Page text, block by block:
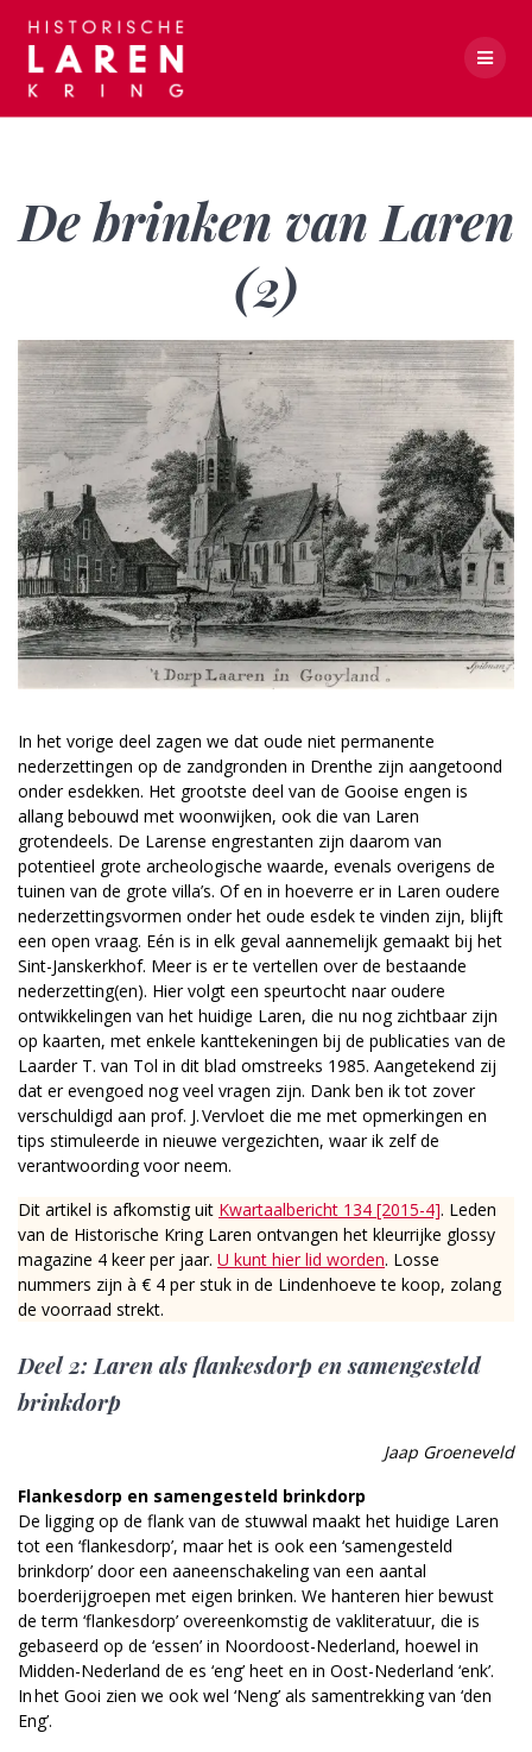
De brinken van Laren
(2)
In het vorige deel zagen we dat oude niet permanente
nederzettingen op de zandgronden in Drenthe zijn aangetoond
onder esdekken. Het grootste deel van de Gooise engen is
allang bebouwd met woonwijken, ook die van Laren
grotendeels. De Larense engrestanten zijn daarom van
potentieel grote archeologische waarde, evenals overigens de
tuinen van de grote villa’s. Of en in hoeverre er in Laren oudere
nederzettingsvormen onder het oude esdek te vinden zijn, blijft
een open vraag. Eén is in elk geval aannemelijk gemaakt bij het
Sint-Janskerkhof. Meer is er te vertellen over de bestaande
nederzetting(en). Hier volgt een speurtocht naar oudere
ontwikkelingen van het huidige Laren, die nu nog zichtbaar zijn
op kaarten, met enkele kanttekeningen bij de publicaties van de
Laarder T. van Tol in dit blad omstreeks 1985. Aangetekend zij
dat er evengoed nog veel vragen zijn. Dank ben ik tot zover
verschuldigd aan prof. J. Vervloet die me met opmerkingen en
tips stimuleerde in nieuwe vergezichten, waar ik zelf de
verantwoording voor neem.
Dit artikel is afkomstig uit Kwartaalbericht 134 [2015-4]. Leden
van de Historische Kring Laren ontvangen het kleurrijke glossy
magazine 4 keer per jaar. U kunt hier lid worden. Losse
nummers zijn à € 4 per stuk in de Lindenhoeve te koop, zolang
de voorraad strekt.
Deel 2: Laren als flankesdorp en samengesteld
brinkdorp
Jaap Groeneveld
Flankesdorp en samengesteld brinkdorp
De ligging op de flank van de stuwwal maakt het huidige Laren
tot een ‘flankesdorp’, maar het is ook een ‘samengesteld
brinkdorp’ door een aaneenschakeling van een aantal
boerderijgroepen met eigen brinken. We hanteren hier bewust
de term ‘flankesdorp’ overeenkomstig de vakliteratuur, die is
gebaseerd op de ‘essen’ in Noordoost-Nederland, hoewel in
Midden-Nederland de es ‘eng’ heet en in Oost-Nederland ‘enk’.
In het Gooi zien we ook wel ‘Neng’ als samentrekking van ‘den
Eng’.